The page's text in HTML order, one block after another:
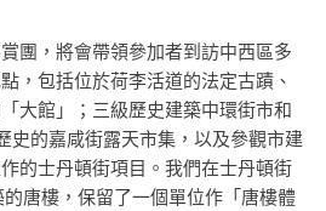
團，將會帶領參加者到訪中西區多
，包括位於荷李活道的法定古蹟、
大館」；三級歷史建築中環街市和
史的嘉咸街露天市集，以及參觀市建
的士丹頓街項目。我們在士丹頓街
唐樓，保留了一個單位作「唐樓體